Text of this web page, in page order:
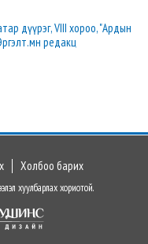
дүүрэг, VIII хороо, "Ардын
редакц
Холбоо барих
хуулбарлах хориотой.